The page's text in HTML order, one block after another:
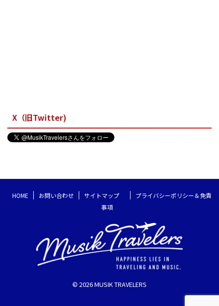
X（旧Twitter)
HOME お問い合わせ サイトマップ
プライバシーポリシー＆免責
事項
© 2026 MUSIK TRAVELERS